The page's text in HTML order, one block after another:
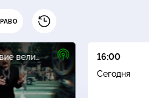
вели…
16:00
Сегодня